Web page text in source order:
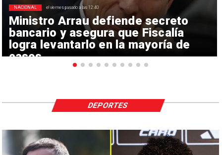
Ministro Arrau defiende secreto
bancario y asegura que Fiscalía
logra levantarlo en la mayoría de
casos
NACIONAL el viernes pasado a las 12:40
DEPORTES